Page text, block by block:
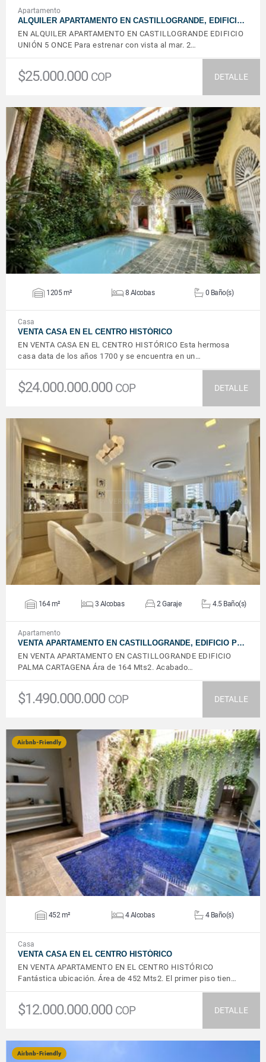
Apartamento
ALQUILER APARTAMENTO EN CASTILLOGRANDE, EDIFICI…
EN ALQUILER APARTAMENTO EN CASTILLOGRANDE EDIFICIO
UNIÓN 5 ONCE Para estrenar con vista al mar. 2…
$25.000.000 COP DETALLE
VER DETALLES
1205 m² 8 Alcobas 0 Baño(s)
Casa
VENTA CASA EN EL CENTRO HISTÓRICO
EN VENTA CASA EN EL CENTRO HISTÓRICO Esta hermosa
casa data de los años 1700 y se encuentra en un…
$24.000.000.000 COP DETALLE
VER DETALLES
164 m² 3 Alcobas 2 Garaje 4.5 Baño(s)
Apartamento
VENTA APARTAMENTO EN CASTILLOGRANDE, EDIFICIO P…
EN VENTA APARTAMENTO EN CASTILLOGRANDE EDIFICIO
PALMA CARTAGENA Ára de 164 Mts2. Acabado…
$1.490.000.000 COP DETALLE
Airbnb-Friendly
VER DETALLES
452 m² 4 Alcobas 4 Baño(s)
Casa
VENTA CASA EN EL CENTRO HISTÓRICO
EN VENTA APARTAMENTO EN EL CENTRO HISTÓRICO
Fantástica ubicación. Área de 452 Mts2. El primer piso tien…
$12.000.000.000 COP DETALLE
Airbnb-Friendly